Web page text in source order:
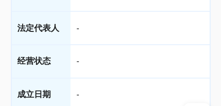
法定代表人 -
经营状态 -
成立日期 -